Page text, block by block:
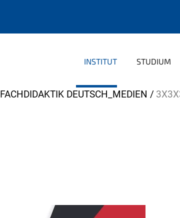
INSTITUT STUDIUM
FACHDIDAKTIK DEUTSCH_MEDIEN